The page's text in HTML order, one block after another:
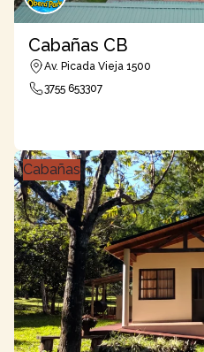
Cabañas CB
Av. Picada Vieja 1500
3755 653307
Cabañas